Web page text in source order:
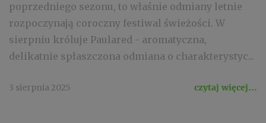
poprzedniego sezonu, to właśnie odmiany letnie
rozpoczynają coroczny festiwal świeżości. W
sierpniu króluje Paulared - aromatyczna,
delikatnie spłaszczona odmiana o charakterystyc...
3 sierpnia 2025 czytaj więcej...